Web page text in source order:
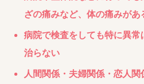
ざの痛みなど、体の痛みがあ
病院で検査をしても特に異
治らない
人間関係・夫婦関係・恋人